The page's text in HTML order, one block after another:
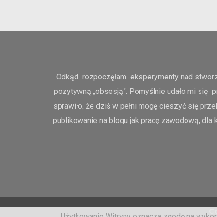
Odkąd rozpoczęłam eksperymenty nad
pozytywną „obsesją”. Pomyślnie udało mi
sprawiło, że dziś w pełni mogę cieszyć się
publikowanie na blogu jak pracę zawodową,